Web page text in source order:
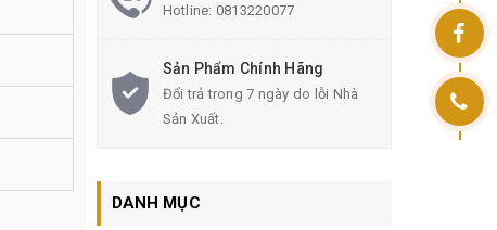
Hotline: 0813220077
Sản Phẩm Chính Hãng
Đổi trả trong 7 ngày do lỗi Nhà
Sản Xuất.
DANH MỤC